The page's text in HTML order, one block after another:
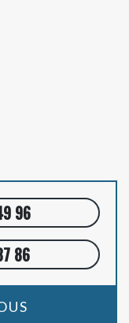
96
86